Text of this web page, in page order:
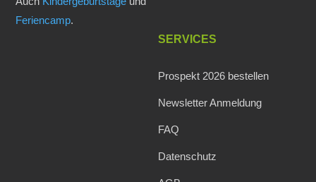
Feriencamp.
SERVICES
Prospekt 2026 bestellen
Newsletter Anmeldung
FAQ
Datenschutz